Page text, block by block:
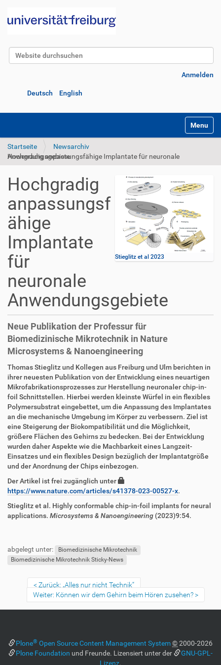
Website durchsuchen
Anmelden
Deutsch English
Startseite
Newsarchiv
Hochgradig anpassungsfähige Implantate für neuronale Anwendungsgebiete
Stieglitz et al 2023
Hochgradig
anpassungsf
ähige
Implantate
für
neuronale
Anwendungsgebiete
Neue Publikation der Professur für
Biomedizinische Mikrotechnik in Nature
Microsystems & Nanoengineering
Thomas Stieglitz und Kollegen aus Freiburg und Ulm berichten in
ihrer neuesten Publikation von der Entwicklung eines neuartigen
Mikrofabrikationsprozesses zur Herstellung neuronaler chip-in-
foil Schnittstellen. Hierbei werden kleinste Würfel in ein flexibles
Polymersubstrat eingebettet, um die Anpassung des Implantates
an die mechanische Umgebung im Körper zu verbessern. Ziel ist
eine Steigerung der Biokompatibilität und die Möglichkeit,
größere Flächen des Gehirns zu bedecken. Bei der Entwicklung
wurden daher Aspekte wie die Machbarkeit eines Langzeit-
Einsatzes und ein flexibles Design bezüglich der Implantatgröße
und der Anordnung der Chips einbezogen.
Der Artikel ist frei zugänglich unter
https://www.nature.com/articles/s41378-023-00527-x.
Stieglitz et al. Highly conformable chip-in-foil implants for neural
applications. Microsystems & Nanoengineering (2023)9:54.
abgelegt unter:
Biomedizinische Mikrotechnik
Biomedizinische Mikrotechnik Sticky-News
Zurück: „Alles nur nicht Technik“
Weiter: Können wir dem Gehirn beim Hören zusehen?
Plone® Open Source Content Management System©2000-2026
Plone Foundation und Freunde. Lizensiert unter der
GNU-GPL-
Lizenz.